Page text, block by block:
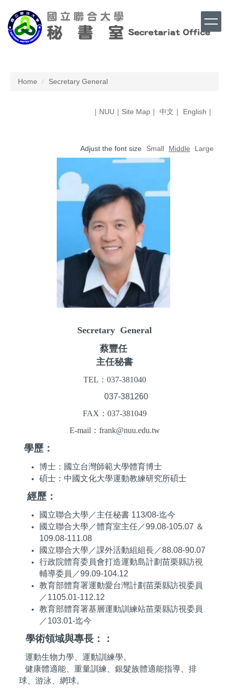
to
the
main
Home Secretary General
｜ NUU ｜ Site Map ｜ 中文 ｜ English ｜
Adjust the font size Small Middle Large
Secretary General
蔡豐任
主任秘書
TEL：037-381040
037-381260
FAX：037-381049
E-mail：frank@nuu.edu.tw
學歷：
博士：國立台灣師範大學體育博士
碩士：中國文化大學運動教練研究所碩士
經歷：
國立聯合大學／主任秘書 113/08-迄今
國立聯合大學／體育室主任／99.08-105.07 ＆
109.08-111.08
國立聯合大學／課外活動組組長／88.08-90.07
行政院體育委員會打造運動島計劃苗栗縣訪視
輔導委員／99.09-104.12
教育部體育署運動愛台灣計劃苗栗縣訪視委員
／1105.01-112.12
教育部體育署基層運動訓練站苗栗縣訪視委員
／103.01-迄今
學術領域與專長：：
運動生物力學、運動訓練學。
健康體適能、重量訓練、銀髮族體適能指導、排
球、游泳、網球。